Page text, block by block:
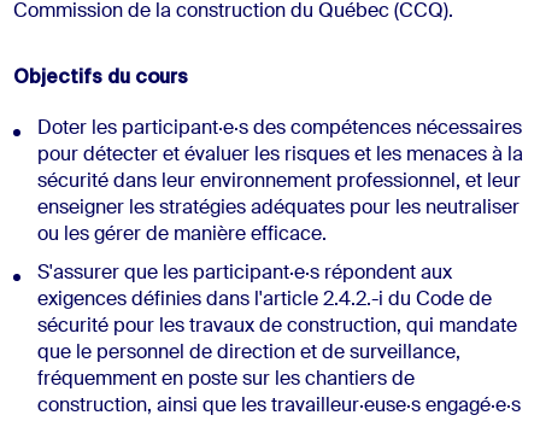
Commission de la construction du Québec (CCQ).
Objectifs du cours
Doter les participant·e·s des compétences nécessaires
pour détecter et évaluer les risques et les menaces à la
sécurité dans leur environnement professionnel, et leur
enseigner les stratégies adéquates pour les neutraliser
ou les gérer de manière efficace.
S'assurer que les participant·e·s répondent aux
exigences définies dans l'article 2.4.2.-i du Code de
sécurité pour les travaux de construction, qui mandate
que le personnel de direction et de surveillance,
fréquemment en poste sur les chantiers de
construction, ainsi que les travailleur·euse·s engagé·e·s